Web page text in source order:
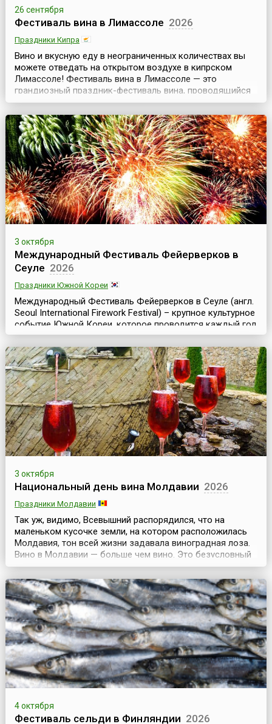
26 сентября
Фестиваль вина в Лимассоле 2026
Праздники Кипра
Вино и вкусную еду в неограниченных количествах вы
можете отведать на открытом воздухе в кипрском
Лимассоле! Фестиваль вина в Лимассоле — это
грандиозный праздник-фестиваль вина, проводящийся
с 1961 года и длящийся примерно 10 осенних дней.
Летняя жара постепенно спадает, солнышко покрывает
теплом все вокруг, а в воздухе улавливается тонкий
аромат винограда — благодатное время!Вино, пожал...
3 октября
Международный Фестиваль Фейерверков в
Сеуле 2026
Праздники Южной Кореи
Международный Фестиваль Фейерверков в Сеуле (англ.
Seoul International Firework Festival) – крупное культурное
событие Южной Кореи, которое проводится каждый год
в конце сентября – начале октябре, начиная с 2000 года,
где лучшие пиротехники мира создают неповторимую
атмосферу праздника и красоты.Для участия в
фестивале традиционно съезжаются команды
специалистов по фейерверкам из разных стран....
3 октября
Национальный день вина Молдавии 2026
Праздники Молдавии
Так уж, видимо, Всевышний распорядился, что на
маленьком кусочке земли, на котором расположилась
Молдавия, тон всей жизни задавала виноградная лоза.
Вино в Молдавии — больше чем вино. Это безусловный
символ республики, которая на карте и в самом деле
напоминает виноградную гроздь.Виноделие у молдаван
— в генах. В каждом дворе — винзавод, и каждый
молдаванин — гурман.Как признание значимост...
4 октября
Фестиваль сельди в Финляндии 2026